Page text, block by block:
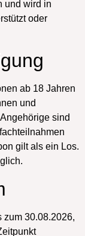
und wird in
oder
ab 18 Jahren
und
sind
gilt als ein Los.
zum 30.08.2026,